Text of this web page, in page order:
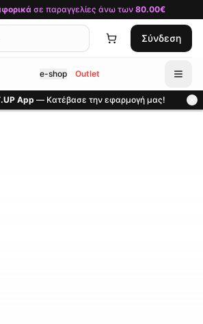
περιεχόμενο
σε παραγγελίες άνω των 80.00€
Σύνδεση
e-shop Outlet
App — Κατέβασε την εφαρμογή μας!